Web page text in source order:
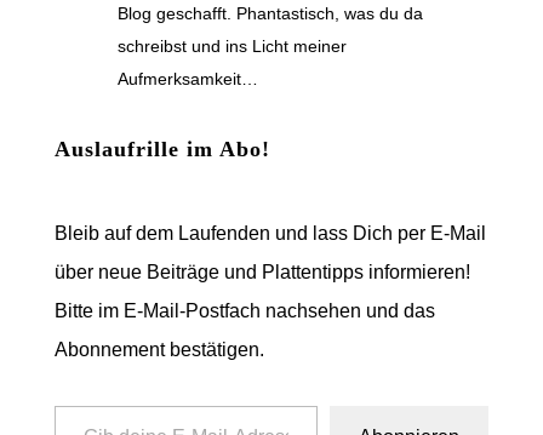
Blog geschafft. Phantastisch, was du da
schreibst und ins Licht meiner
Aufmerksamkeit…
Auslaufrille im Abo!
Bleib auf dem Laufenden und lass Dich per E-Mail
über neue Beiträge und Plattentipps informieren!
Bitte im E-Mail-Postfach nachsehen und das
Abonnement bestätigen.
Gib deine E-Mail-Adresse ein ...